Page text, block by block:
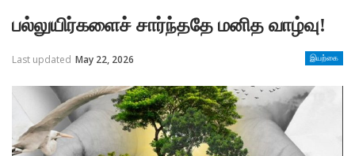
பல்லுயிர்களைச் சார்ந்ததே மனித வாழ்வு!
இயற்கை
Last updated May 22, 2026